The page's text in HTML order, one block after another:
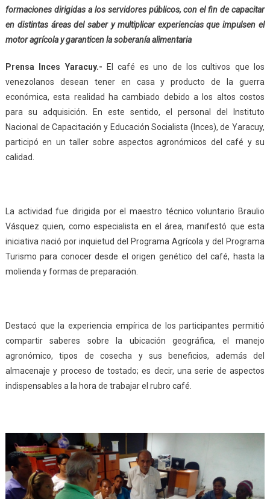
formaciones dirigidas a los servidores públicos, con el fin de capacitar
en distintas áreas del saber y multiplicar experiencias que impulsen el
motor agrícola y garanticen la soberanía alimentaria
Prensa Inces Yaracuy.- El café es uno de los cultivos que los
venezolanos desean tener en casa y producto de la guerra
económica, esta realidad ha cambiado debido a los altos costos
para su adquisición. En este sentido, el personal del Instituto
Nacional de Capacitación y Educación Socialista (Inces), de Yaracuy,
participó en un taller sobre aspectos agronómicos del café y su
calidad.
La actividad fue dirigida por el maestro técnico voluntario Braulio
Vásquez quien, como especialista en el área, manifestó que esta
iniciativa nació por inquietud del Programa Agrícola y del Programa
Turismo para conocer desde el origen genético del café, hasta la
molienda y formas de preparación.
Destacó que la experiencia empírica de los participantes permitió
compartir saberes sobre la ubicación geográfica, el manejo
agronómico, tipos de cosecha y sus beneficios, además del
almacenaje y proceso de tostado; es decir, una serie de aspectos
indispensables a la hora de trabajar el rubro café.